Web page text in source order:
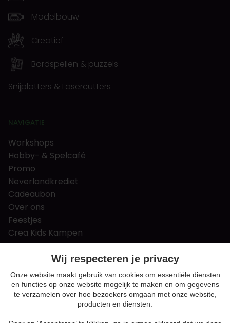
Modelbouw
Creatief
Bordspellen & puzzels
Snijplotters & Lasercutters
NAVIGATIE
Workshops
Hobby- & Spelcafé
Promo
Neverlandkrediet
Cadeaubon
Over ons
Feestjes
Crea Kids Kampen
FAQ
Tips & tricks
Contact
Nieuws & Vacatures
Wij respecteren je privacy
Onze website maakt gebruik van cookies om essentiële diensten
en functies op onze website mogelijk te maken en om gegevens
te verzamelen over hoe bezoekers omgaan met onze website,
producten en diensten.